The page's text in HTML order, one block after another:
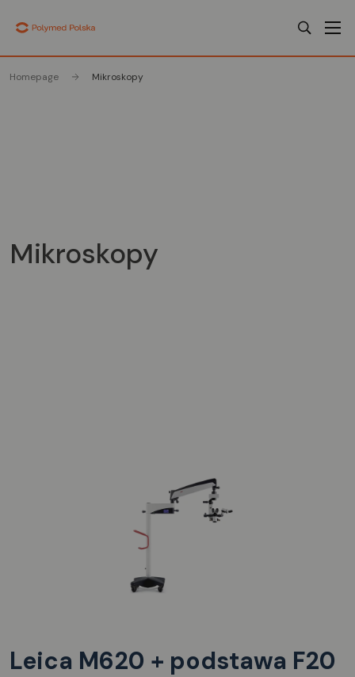
Homepage Mikroskopy
Mikroskopy
Leica M620 + podstawa F20